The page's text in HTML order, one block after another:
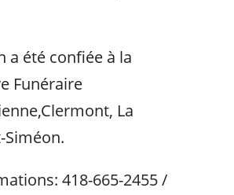
a été confiée à la
Funéraire
La
Siméon.
418-665-2455 /